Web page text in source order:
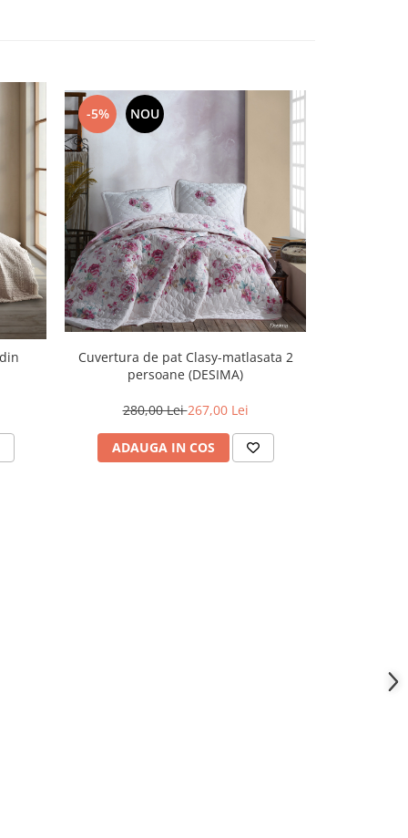
-5% NOU
Cuvertura de pat Clasy-matlasata 2
persoane (DESIMA)
280,00 Lei267,00 Lei
ADAUGA IN COS